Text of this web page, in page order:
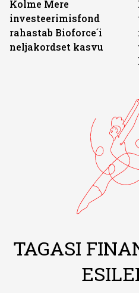
Kolme Mere
investeerimisfond
rahastab Bioforce´i
neljakordset kasvu
TAGASI